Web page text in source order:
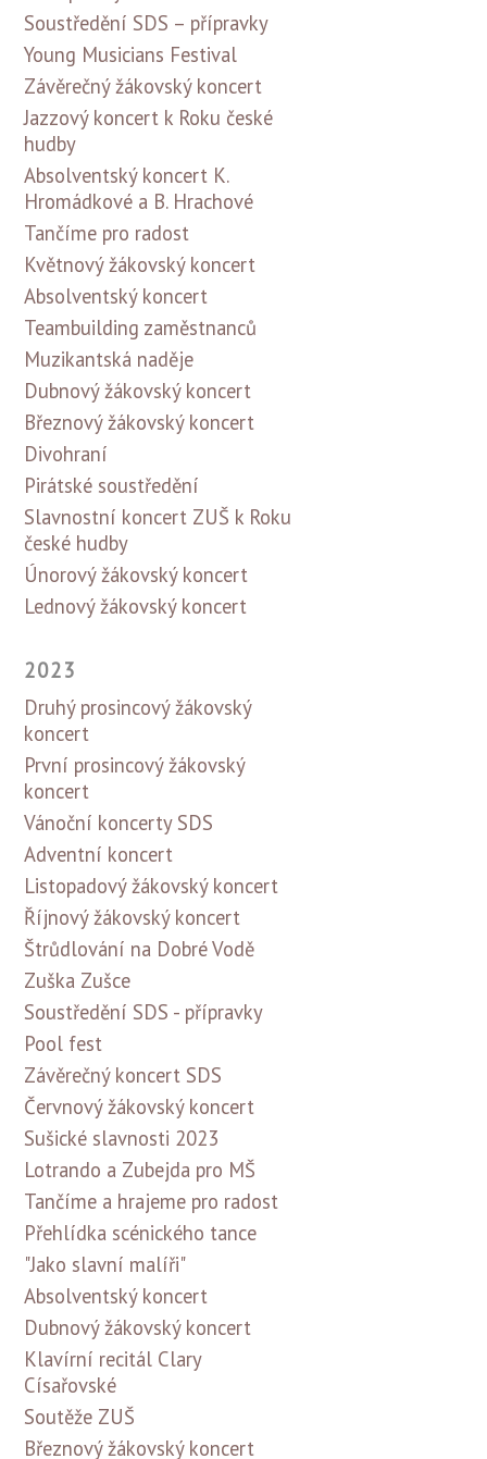
Soustředění SDS – přípravky
Young Musicians Festival
Závěrečný žákovský koncert
Jazzový koncert k Roku české
hudby
Absolventský koncert K.
Hromádkové a B. Hrachové
Tančíme pro radost
Květnový žákovský koncert
Absolventský koncert
Teambuilding zaměstnanců
Muzikantská naděje
Dubnový žákovský koncert
Březnový žákovský koncert
Divohraní
Pirátské soustředění
Slavnostní koncert ZUŠ k Roku
české hudby
Únorový žákovský koncert
Lednový žákovský koncert
2023
Druhý prosincový žákovský
koncert
První prosincový žákovský
koncert
Vánoční koncerty SDS
Adventní koncert
Listopadový žákovský koncert
Říjnový žákovský koncert
Štrůdlování na Dobré Vodě
Zuška Zušce
Soustředění SDS - přípravky
Pool fest
Závěrečný koncert SDS
Červnový žákovský koncert
Sušické slavnosti 2023
Lotrando a Zubejda pro MŠ
Tančíme a hrajeme pro radost
Přehlídka scénického tance
"Jako slavní malíři"
Absolventský koncert
Dubnový žákovský koncert
Klavírní recitál Clary
Císařovské
Soutěže ZUŠ
Březnový žákovský koncert